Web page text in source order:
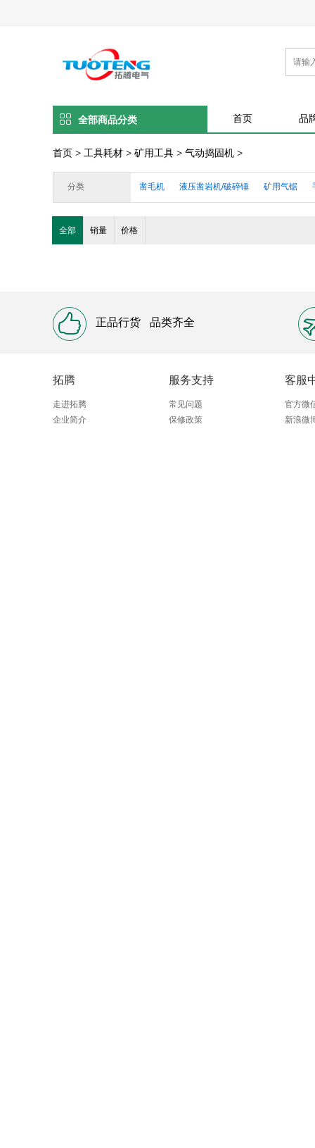
全部商品分类 首页 品
首页 > 工具耗材 > 矿用工具 > 气动捣固机 >
分类 凿毛机 液压凿岩机/破碎锤 矿用气锯
矿用扭矩放大器
煤矿用深孔钻车
全部 销量 价格
正品行货 品类齐全
拓腾
走进拓腾
企业简介
服务支持
常见问题
保修政策
客服
官方微
新浪微